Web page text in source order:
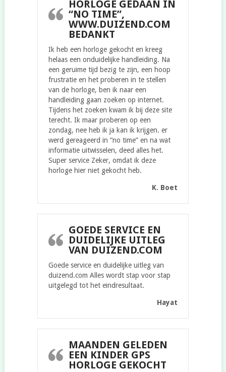
HORLOGE GEDAAN IN
“NO TIME”,
WWW.DUIZEND.COM
BEDANKT
Ik heb een horloge gekocht en kreeg
helaas een onduidelijke handleiding. Na
een geruime tijd bezig te zijn, een hoop
frustratie en het proberen in te stellen
van de horloge, ben ik naar een
handleiding gaan zoeken op internet.
Tijdens het zoeken kwam ik bij deze site
terecht. Ik maar proberen op een
zondag, nee heb ik ja kan ik krijgen. er
werd gereageerd in “no time” en na wat
informatie uitwisselen, deed alles het.
Super service Zeker, omdat ik deze
horloge hier niet gekocht heb.
K. Boet
GOEDE SERVICE EN
DUIDELIJKE UITLEG
VAN DUIZEND.COM
Goede service en duidelijke uitleg van
duizend.com Alles wordt stap voor stap
uitgelegd tot het eindresultaat.
Hayat
MAANDEN GELEDEN
EEN KINDER GPS
HORLOGE GEKOCHT